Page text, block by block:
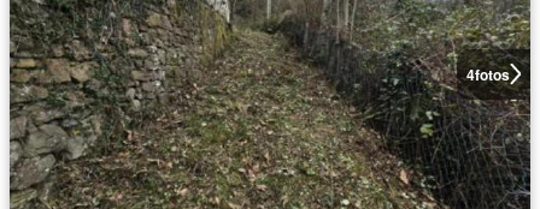
4fotos